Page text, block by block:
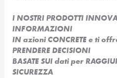
I NOSTRI PRODOTTI
INFORMAZIONI
IN azioni CONCRETE e ti
PRENDERE DECISIONI
BASATE SUI dati per
SICUREZZA